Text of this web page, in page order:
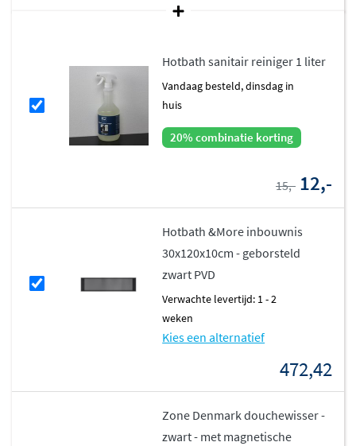
Hotbath sanitair reiniger 1 liter
vandaag besteld, dinsdag in
huis
20% combinatie korting
15,- 12,-
Hotbath &More inbouwnis
30x120x10cm - geborsteld
zwart PVD
Verwachte levertijd: 1 - 2
weken
Kies een alternatief
472,42
Zone Denmark douchewisser -
zwart - met magnetische